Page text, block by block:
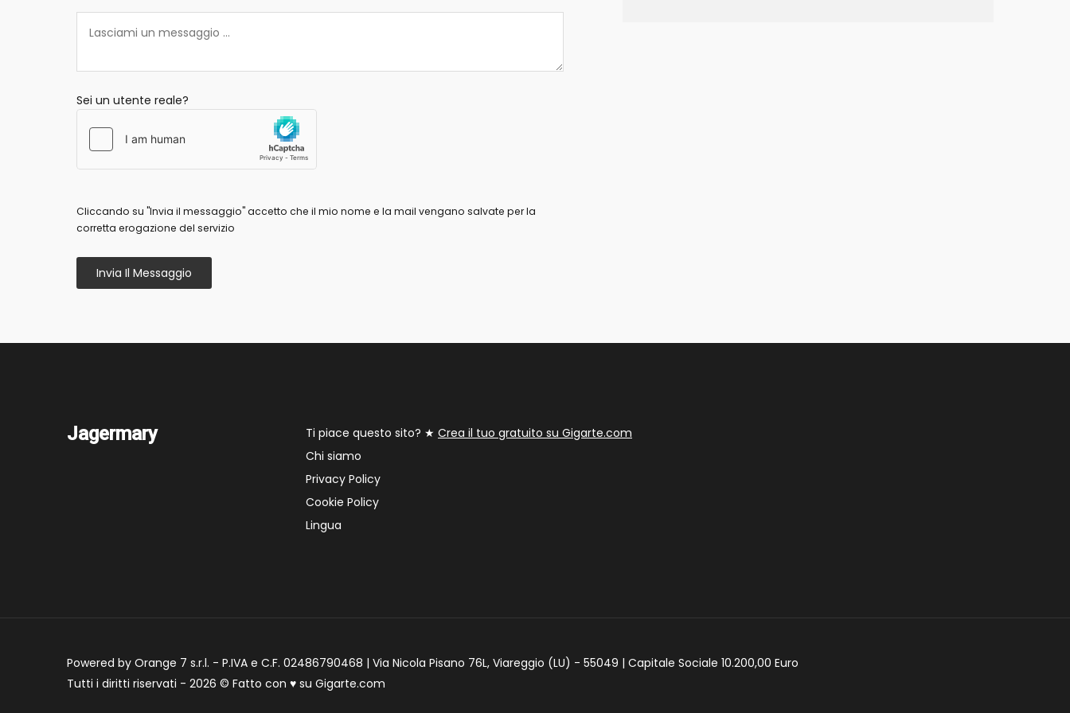
Sei un utente reale?
Cliccando su "Invia il messaggio" accetto che il mio nome e la mail vengano salvate per la
corretta erogazione del servizio
Invia Il Messaggio
Jagermary Ti piace questo sito? ★ Crea il tuo gratuito su Gigarte.com
Chi siamo
Privacy Policy
Cookie Policy
Lingua
Powered by Orange 7 s.r.l. - P.IVA e C.F. 02486790468 | Via Nicola Pisano 76L, Viareggio (LU) - 55049 | Capitale Sociale 10.200,00 Euro
Tutti i diritti riservati - 2026 © Fatto con ♥ su Gigarte.com